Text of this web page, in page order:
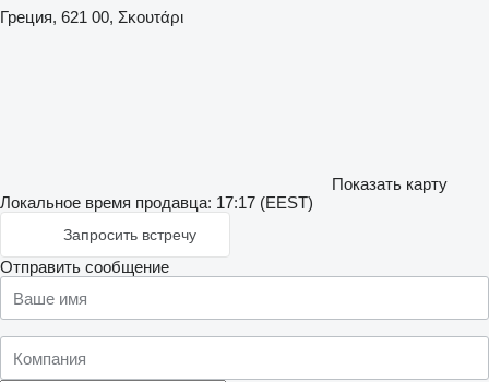
Греция, 621 00, Σκουτάρι
Показать карту
Локальное время продавца: 17:17 (EEST)
Запросить встречу
Отправить сообщение